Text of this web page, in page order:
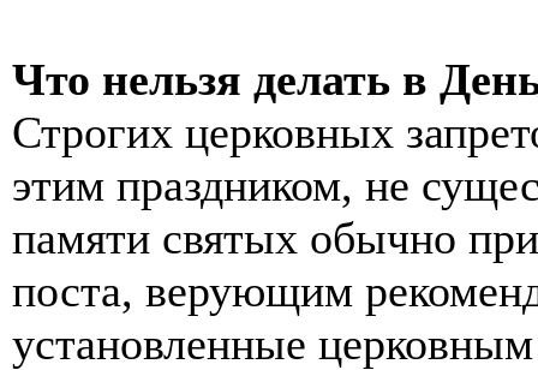
Что нельзя делать в
Строгих церковных
этим праздником, не
памяти святых обычно
поста, верующим
установленные